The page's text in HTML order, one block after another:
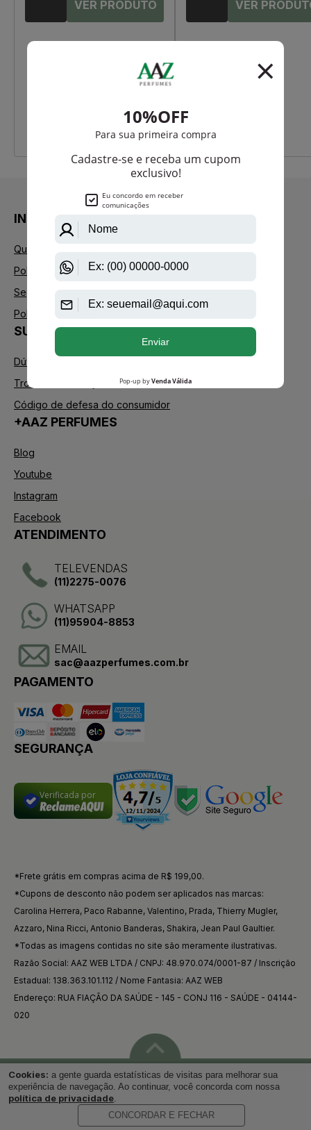
INSTITUCIONAL
Quem Somos
Política de Privacidade
Segurança
Política de Troca
SUPORTE
Dúvidas Frequentes
Trocas e Devoluções
Código de defesa do consumidor
+AAZ PERFUMES
Blog
Youtube
Instagram
Facebook
ATENDIMENTO
TELEVENDAS
(11)2275-0076
WHATSAPP
(11)95904-8853
EMAIL
sac@aazperfumes.com.br
PAGAMENTO
SEGURANÇA
Verificada por
*Frete grátis em compras acima de R$ 199,00.
*Cupons de desconto não podem ser aplicados nas marcas:
Carolina Herrera, Paco Rabanne, Valentino, Prada, Thierry Mugler,
Azzaro, Nina Ricci, Antonio Banderas, Shakira, Jean Paul Gaultier.
*Todas as imagens contidas no site são meramente ilustrativas.
Razão Social: AAZ WEB LTDA / CNPJ: 48.970.074/0001-87 / Inscrição
Estadual: 138.363.101.112 / Nome Fantasia: AAZ WEB
Endereço: RUA FIAÇÃO DA SAÚDE - 145 - CONJ 116 - SAÚDE - 04144-
020
Voltar ao topo
Desenvolvido por
Cookies: a gente guarda estatísticas de visitas para melhorar sua
experiência de navegação. Ao continuar, você concorda com nossa
política de privacidade.
CONCORDAR E FECHAR